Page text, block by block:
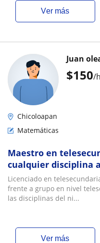
ver más
$150/h
Juan
Chicoloapan
Matemáticas
Maestro en
cualquier disciplina
Licenciado en
frente a grupo en nivel
las disciplinas del ni...
ver más